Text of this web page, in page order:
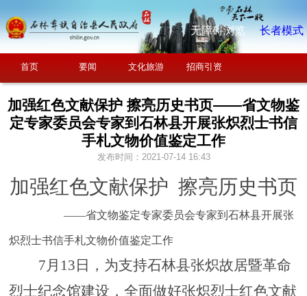
无障碍浏览 长者模式
首页 要闻 文化旅游 招商引资
加强红色文献保护 擦亮历史书页——省文物鉴
定专家委员会专家到石林县开展张炽烈士书信
手札文物价值鉴定工作
发布时间：2021-07-14 16:43
加强红色文献保护 擦亮历史书页
——省文物鉴定专家委员会专家到石林县开展张
炽烈士书信手札文物价值鉴定工作
7月13日， 为支持石林县张炽故居暨革命
烈士纪念馆建设，全面做好张炽烈士红色文献